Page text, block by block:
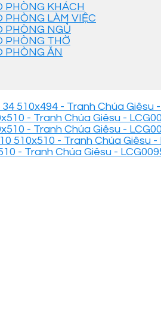
PHÒNG KHÁCH
PHÒNG LÀM VIỆC
PHÒNG NGỦ
PHÒNG THỜ
PHÒNG ĂN